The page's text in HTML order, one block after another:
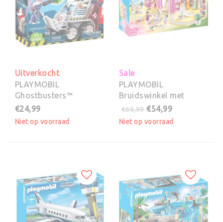
Uitverkocht
PLAYMOBIL
Ghostbusters™
Spengler met
kooiwagen - 9386
€24,99
Niet op voorraad
Sale
PLAYMOBIL
Bruidswinkel met
kapsalon - (9226)
€69,99 €54,99
Niet op voorraad